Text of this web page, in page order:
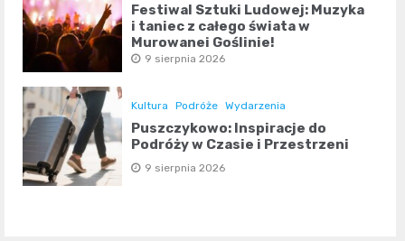
Festiwal Sztuki Ludowej: Muzyka
i taniec z całego świata w
Murowanej Goślinie!
9 sierpnia 2026
Kultura Podróże Wydarzenia
Puszczykowo: Inspiracje do
Podróży w Czasie i Przestrzeni
9 sierpnia 2026